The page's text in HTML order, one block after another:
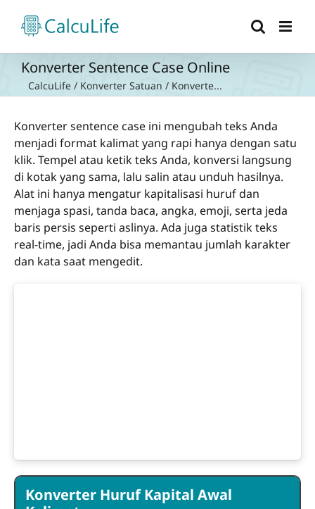
content
Konverter Sentence Case Online
CalcuLife / Konverter Satuan / Konverte...
Konverter sentence case ini mengubah teks Anda
menjadi format kalimat yang rapi hanya dengan satu
klik. Tempel atau ketik teks Anda, konversi langsung
di kotak yang sama, lalu salin atau unduh hasilnya.
Alat ini hanya mengatur kapitalisasi huruf dan
menjaga spasi, tanda baca, angka, emoji, serta jeda
baris persis seperti aslinya. Ada juga statistik teks
real-time, jadi Anda bisa memantau jumlah karakter
dan kata saat mengedit.
Konverter Huruf Kapital Awal